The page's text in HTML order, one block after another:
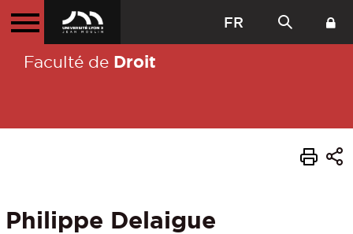
FR
Faculté de Droit
Philippe Delaigue